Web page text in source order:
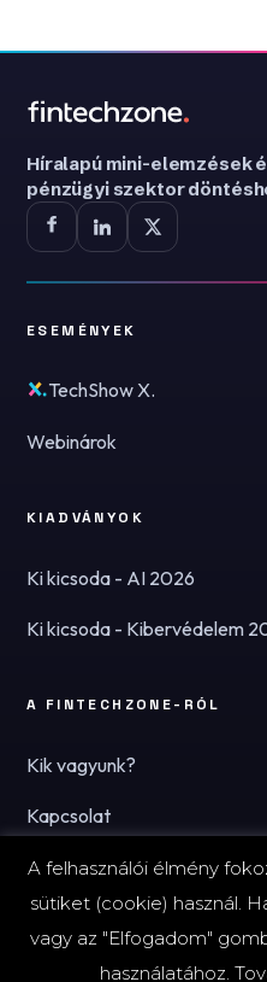
Híralapú mini-elemzések
pénzügyi szektor
ESEMÉNYEK
TechShow X.
Webinárok
KIADVÁNYOK
Ki kicsoda - AI 2026
Ki kicsoda - Kibervédelem
A FINTECHZONE-RÓL
Kik vagyunk?
Kapcsolat
Hírlevél
A felhasználói élmény
sütiket (cookie) használ.
vagy az "Elfogadom"
használatához.